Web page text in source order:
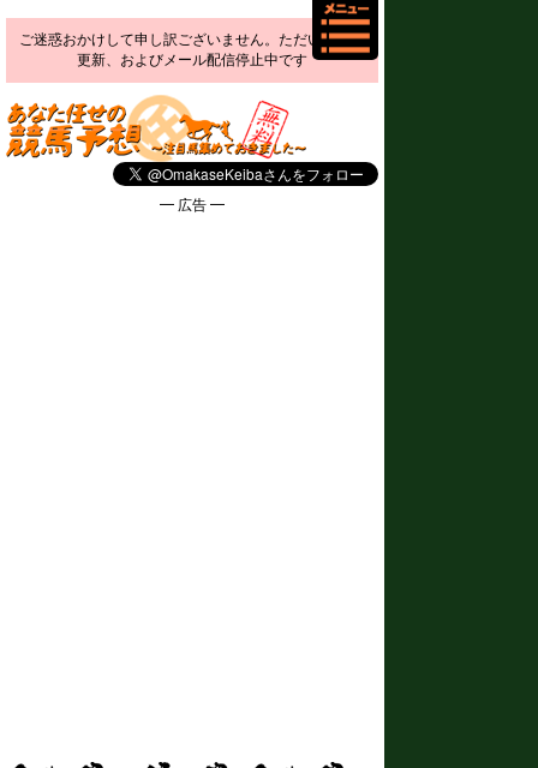
ご迷惑おかけして申し訳ございません。ただいま予想
更新、およびメール配信停止中です
━ 広告 ━